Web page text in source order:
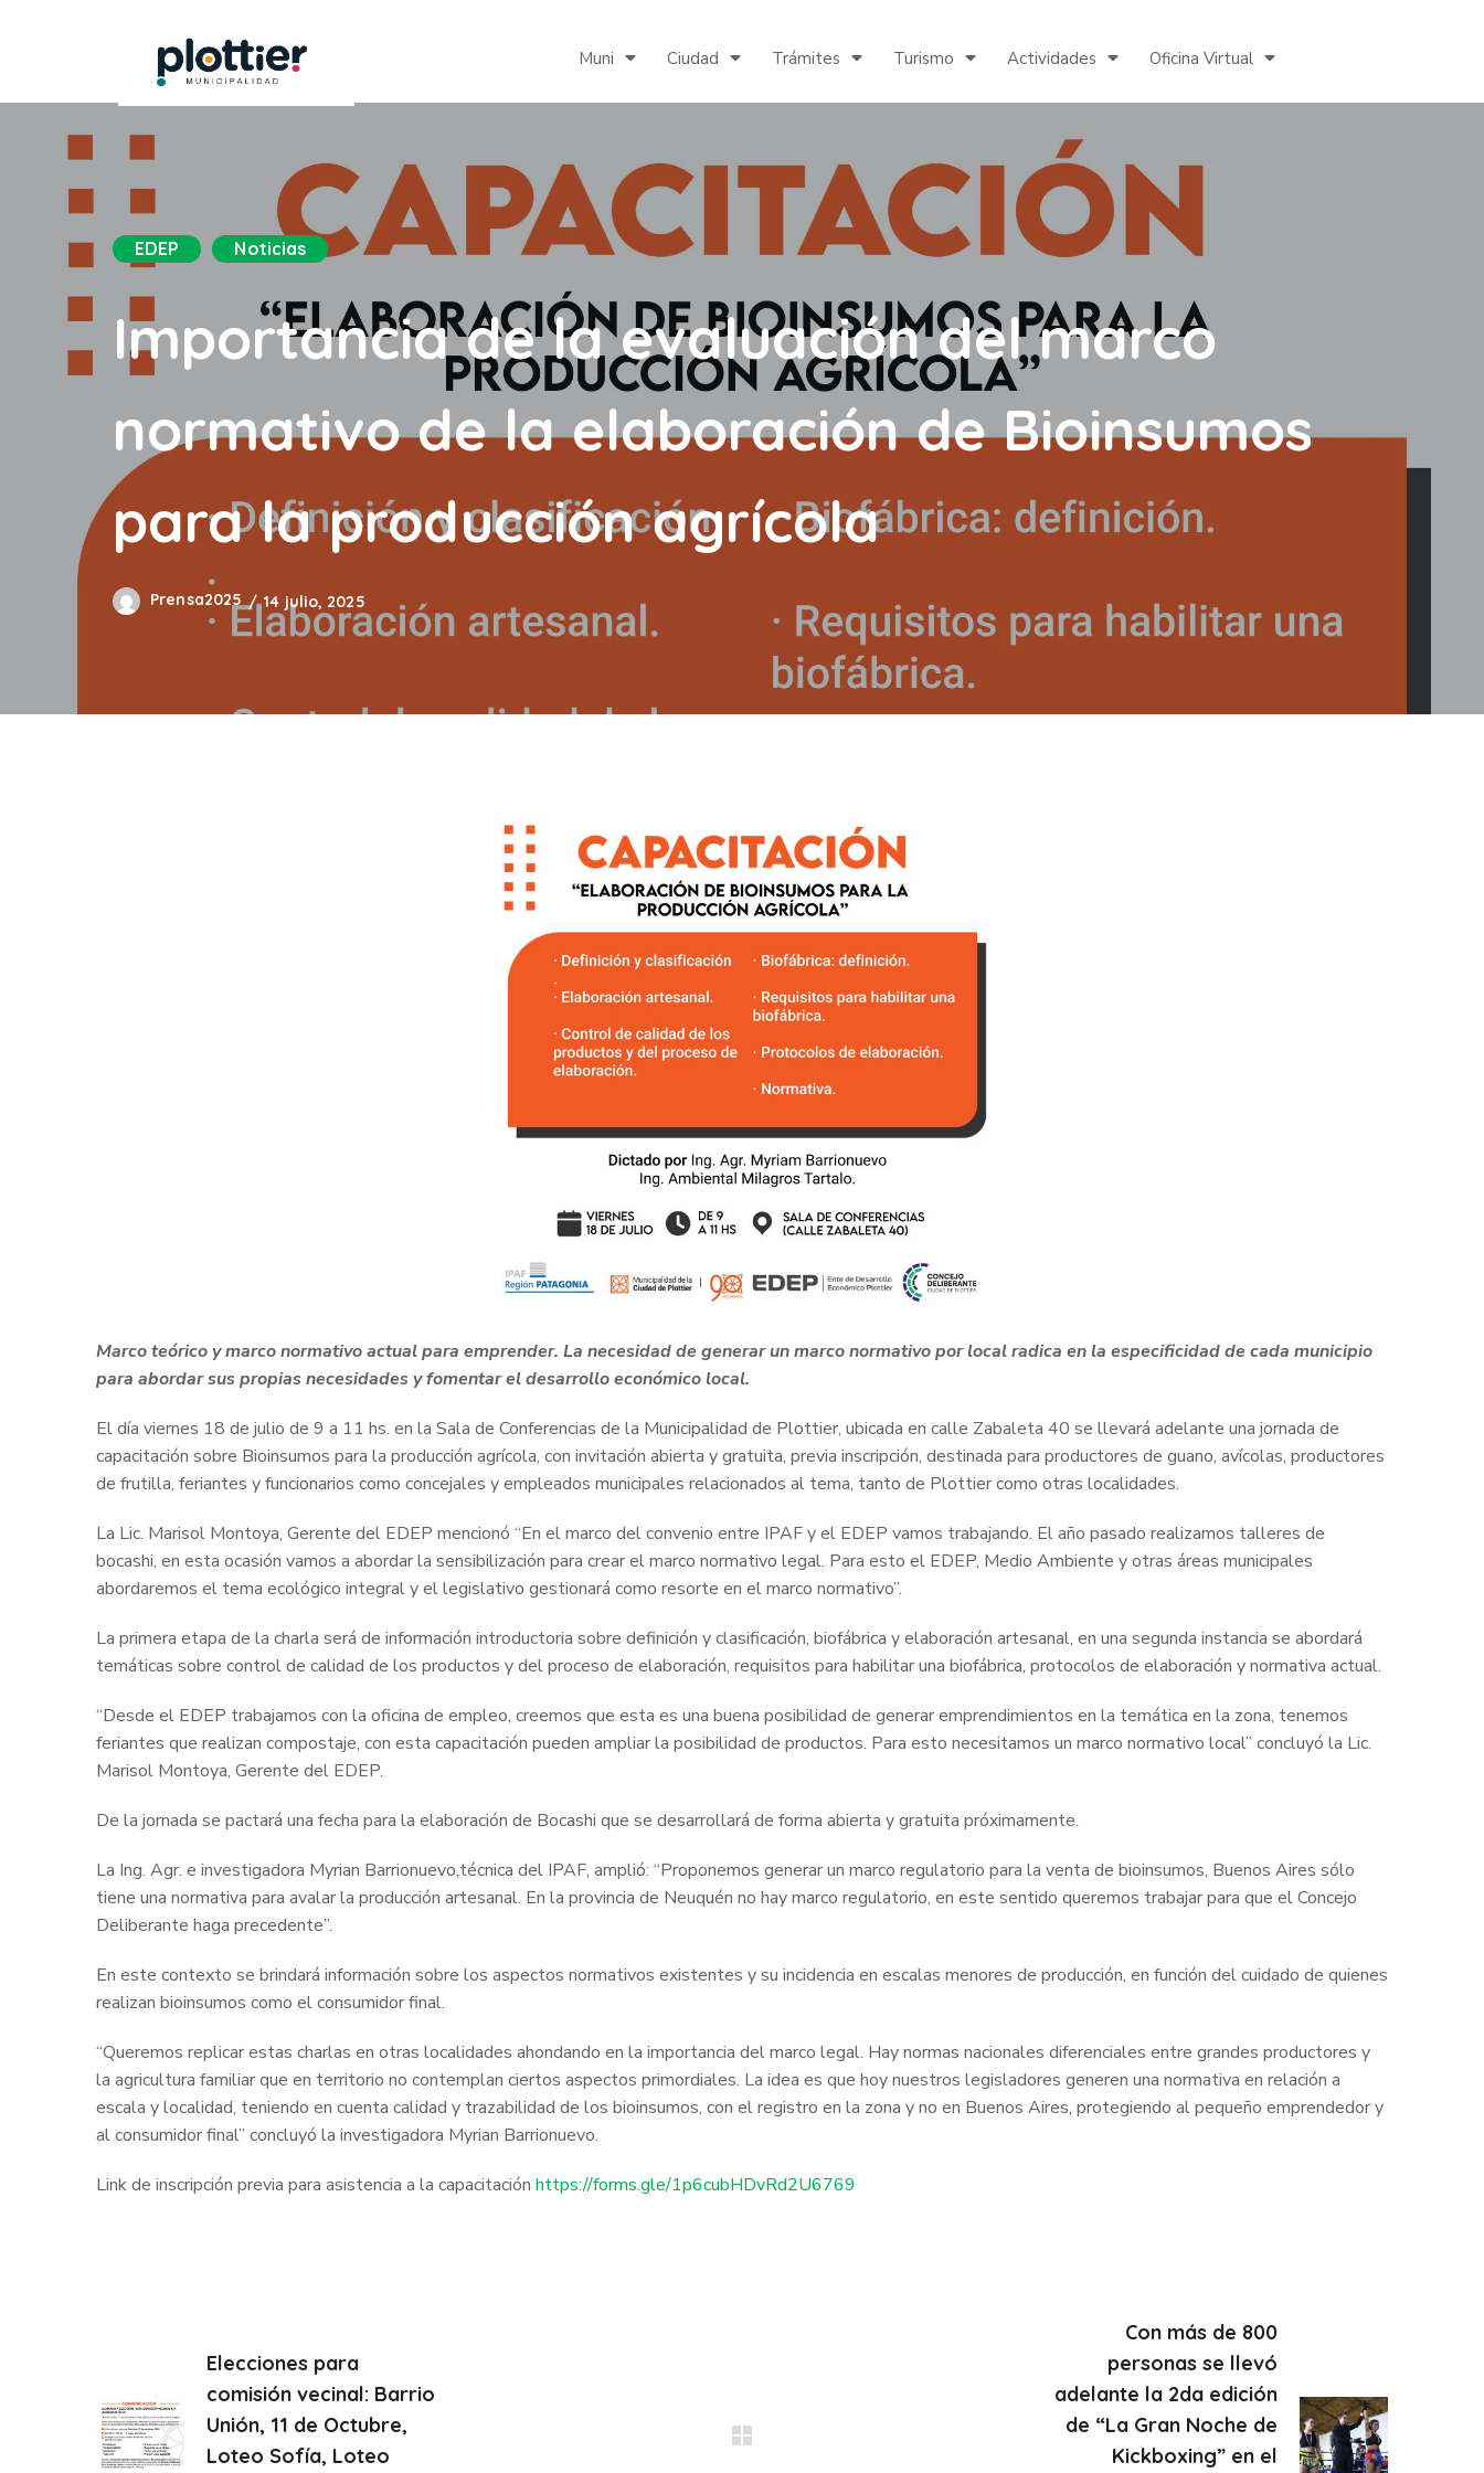
Muni Ciudad Trámites Turismo Actividades Oficina Virtual
EDEP Noticias
Importancia de la evaluación del marco
normativo de la elaboración de Bioinsumos
para la producción agrícola
Prensa2025 14 julio, 2025
Marco teórico y marco normativo actual para emprender. La necesidad de generar un marco normativo por local radica en la especificidad de cada municipio
para abordar sus propias necesidades y fomentar el desarrollo económico local.
El día viernes 18 de julio de 9 a 11 hs. en la Sala de Conferencias de la Municipalidad de Plottier, ubicada en calle Zabaleta 40 se llevará adelante una jornada de
capacitación sobre Bioinsumos para la producción agrícola, con invitación abierta y gratuita, previa inscripción, destinada para productores de guano, avícolas, productores
de frutilla, feriantes y funcionarios como concejales y empleados municipales relacionados al tema, tanto de Plottier como otras localidades.
La Lic. Marisol Montoya, Gerente del EDEP mencionó “En el marco del convenio entre IPAF y el EDEP vamos trabajando. El año pasado realizamos talleres de
bocashi, en esta ocasión vamos a abordar la sensibilización para crear el marco normativo legal. Para esto el EDEP, Medio Ambiente y otras áreas municipales
abordaremos el tema ecológico integral y el legislativo gestionará como resorte en el marco normativo”.
La primera etapa de la charla será de información introductoria sobre definición y clasificación, biofábrica y elaboración artesanal, en una segunda instancia se abordará
temáticas sobre control de calidad de los productos y del proceso de elaboración, requisitos para habilitar una biofábrica, protocolos de elaboración y normativa actual.
“Desde el EDEP trabajamos con la oficina de empleo, creemos que esta es una buena posibilidad de generar emprendimientos en la temática en la zona, tenemos
feriantes que realizan compostaje, con esta capacitación pueden ampliar la posibilidad de productos. Para esto necesitamos un marco normativo local” concluyó la Lic.
Marisol Montoya, Gerente del EDEP.
De la jornada se pactará una fecha para la elaboración de Bocashi que se desarrollará de forma abierta y gratuita próximamente.
La Ing. Agr. e investigadora Myrian Barrionuevo,técnica del IPAF, amplió: “Proponemos generar un marco regulatorio para la venta de bioinsumos, Buenos Aires sólo
tiene una normativa para avalar la producción artesanal. En la provincia de Neuquén no hay marco regulatorio, en este sentido queremos trabajar para que el Concejo
Deliberante haga precedente”.
En este contexto se brindará información sobre los aspectos normativos existentes y su incidencia en escalas menores de producción, en función del cuidado de quienes
realizan bioinsumos como el consumidor final.
“Queremos replicar estas charlas en otras localidades ahondando en la importancia del marco legal. Hay normas nacionales diferenciales entre grandes productores y
la agricultura familiar que en territorio no contemplan ciertos aspectos primordiales. La idea es que hoy nuestros legisladores generen una normativa en relación a
escala y localidad, teniendo en cuenta calidad y trazabilidad de los bioinsumos, con el registro en la zona y no en Buenos Aires, protegiendo al pequeño emprendedor y
al consumidor final” concluyó la investigadora Myrian Barrionuevo.
Link de inscripción previa para asistencia a la capacitación https://forms.gle/1p6cubHDvRd2U6769
Elecciones para
comisión vecinal: Barrio
Unión, 11 de Octubre,
Loteo Sofía, Loteo
Con más de 800
personas se llevó
adelante la 2da edición
de “La Gran Noche de
Kickboxing” en el